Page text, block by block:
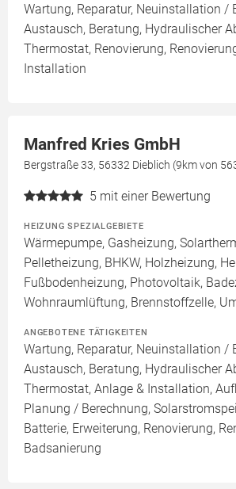
Wartung, Reparatur, Neuinstallation /
Austausch, Beratung, Hydraulischer
Thermostat, Renovierung,
Installation
Manfred Kries GmbH
Bergstraße 33, 56332 Dieblich (9km von
5 mit einer Bewertung
HEIZUNG SPEZIALGEBIETE
Wärmepumpe, Gasheizung,
Pelletheizung, BHKW, Holzheizung,
Fußbodenheizung, Photovoltaik,
Wohnraumlüftung, Brennstoffzelle,
ANGEBOTENE TÄTIGKEITEN
Wartung, Reparatur, Neuinstallation /
Austausch, Beratung, Hydraulischer
Thermostat, Anlage & Installation,
Planung / Berechnung,
Batterie, Erweiterung, Renovierung,
Badsanierung